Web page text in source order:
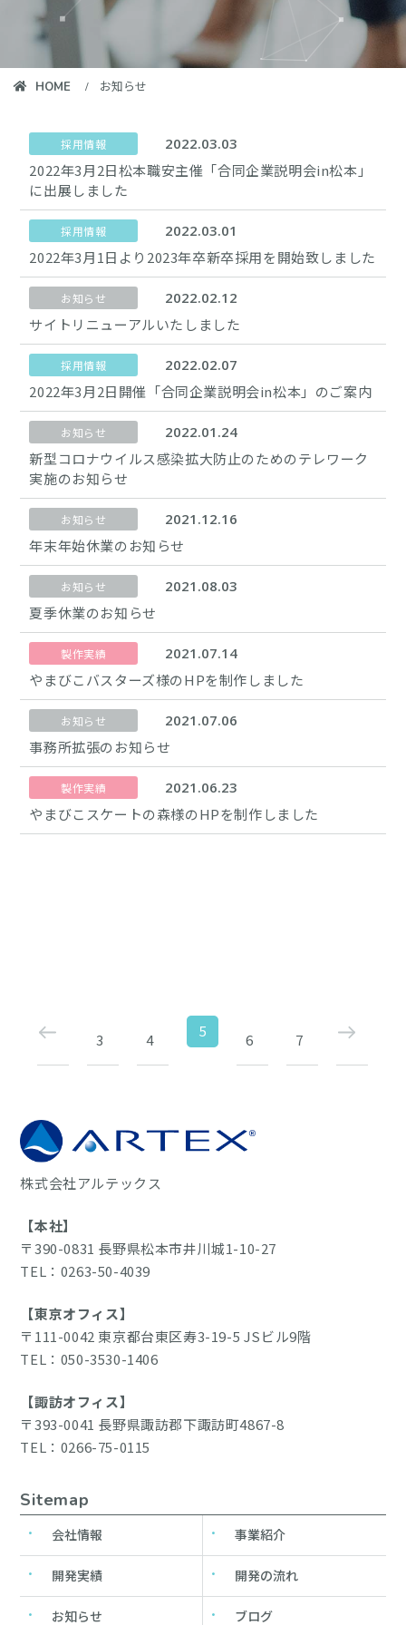
HOME お知らせ
採用情報 2022.03.03
2022年3月2日松本職安主催「合同企業説明会in松本」
に出展しました
採用情報 2022.03.01
2022年3月1日より2023年卒新卒採用を開始致しました
お知らせ 2022.02.12
サイトリニューアルいたしました
採用情報 2022.02.07
2022年3月2日開催「合同企業説明会in松本」のご案内
お知らせ 2022.01.24
新型コロナウイルス感染拡大防止のためのテレワーク
実施のお知らせ
お知らせ 2021.12.16
年末年始休業のお知らせ
お知らせ 2021.08.03
夏季休業のお知らせ
製作実績 2021.07.14
やまびこバスターズ様のHPを制作しました
お知らせ 2021.07.06
事務所拡張のお知らせ
製作実績 2021.06.23
やまびこスケートの森様のHPを制作しました
3 4 5 6 7
株式会社アルテックス
【本社】
〒390-0831 長野県松本市井川城1-10-27
TEL：0263-50-4039
【東京オフィス】
〒111-0042 東京都台東区寿3-19-5 JSビル9階
TEL：050-3530-1406
【諏訪オフィス】
〒393-0041 長野県諏訪郡下諏訪町4867-8
TEL：0266-75-0115
Sitemap
会社情報 事業紹介
開発実績 開発の流れ
お知らせ ブログ